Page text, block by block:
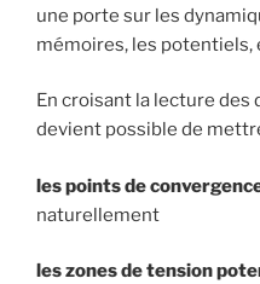
une porte sur les
mémoires, les potentiels,
En croisant la lecture des
devient possible de
les points de
naturellement
les zones de tension